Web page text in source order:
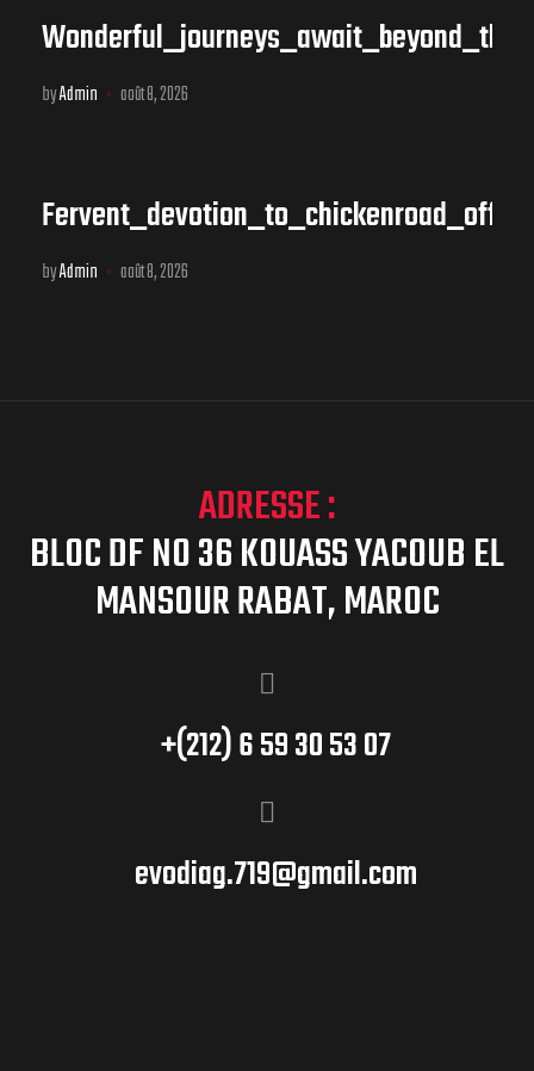
byAdmin août 8, 2026
byAdmin août 8, 2026
ADRESSE :
BLOC DF NO 36 KOUASS YACOUB EL
MANSOUR RABAT, MAROC
+(212) 6 59 30 53 07
evodiag.719@gmail.com